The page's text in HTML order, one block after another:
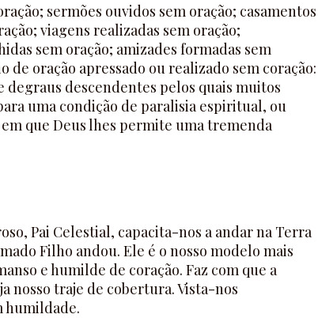
sermões ouvidos sem oração; casamentos
viagens realizadas sem oração;
sem oração; amizades formadas sem
de oração apressado ou realizado sem coração:
degraus descendentes pelos quais muitos
uma condição de paralisia espiritual, ou
que Deus lhes permite uma tremenda
Pai Celestial, capacita-nos a andar na Terra
Filho andou. Ele é o nosso modelo mais
e humilde de coração. Faz com que a
nosso traje de cobertura. Vista-nos
humildade.